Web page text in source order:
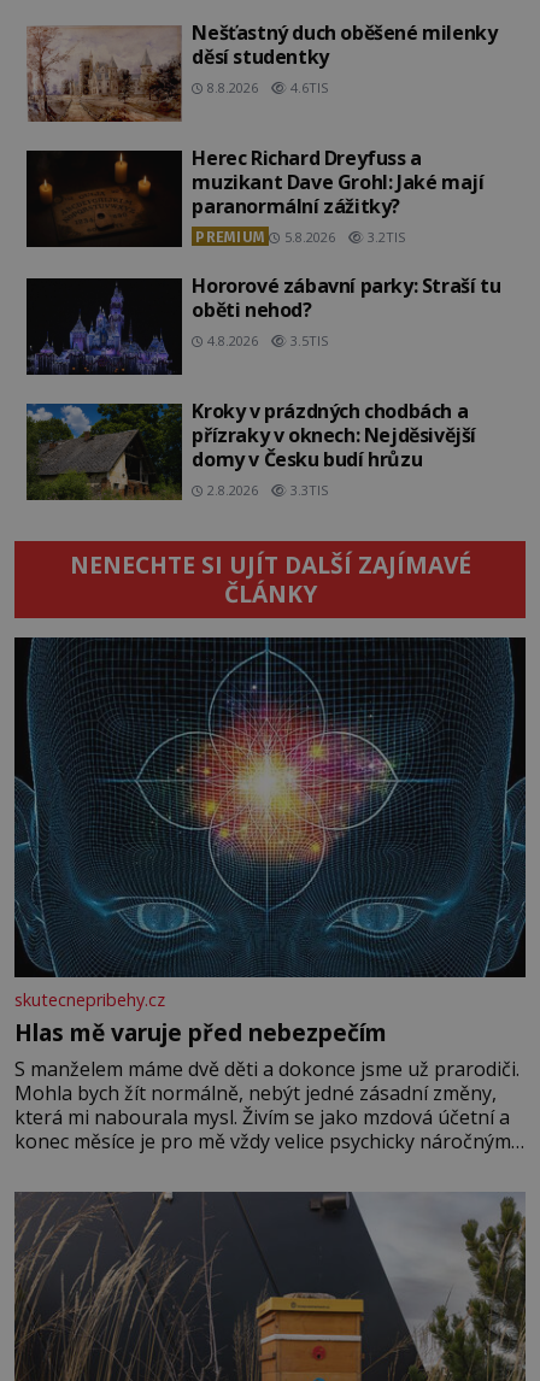
Nešťastný duch oběšené milenky
děsí studentky
8.8.2026 4.6TIS
Herec Richard Dreyfuss a
muzikant Dave Grohl: Jaké mají
paranormální zážitky?
PREMIUM 5.8.2026 3.2TIS
Hororové zábavní parky: Straší tu
oběti nehod?
4.8.2026 3.5TIS
Kroky v prázdných chodbách a
přízraky v oknech: Nejděsivější
domy v Česku budí hrůzu
2.8.2026 3.3TIS
NENECHTE SI UJÍT DALŠÍ ZAJÍMAVÉ
ČLÁNKY
skutecnepribehy.cz
Hlas mě varuje před nebezpečím
S manželem máme dvě děti a dokonce jsme už prarodiči.
Mohla bych žít normálně, nebýt jedné zásadní změny,
která mi nabourala mysl. Živím se jako mzdová účetní a
konec měsíce je pro mě vždy velice psychicky náročným
dál častěji volá o pomoc, co se hlídání týče. Dalo by se